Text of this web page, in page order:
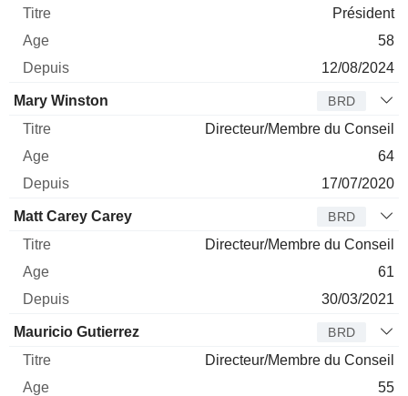
Président
58
12/08/2024
Mary Winston BRD
Directeur/Membre du Conseil
64
17/07/2020
Matt Carey Carey BRD
Directeur/Membre du Conseil
61
30/03/2021
Mauricio Gutierrez BRD
Directeur/Membre du Conseil
55